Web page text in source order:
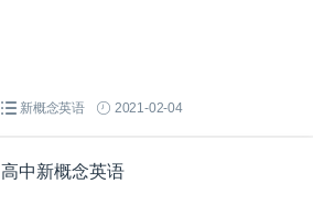
新概念英语 2021-02-04
高中新概念英语